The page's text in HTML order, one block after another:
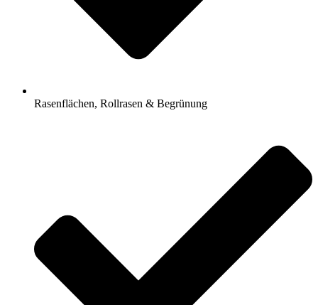
Rasenflächen, Rollrasen & Begrünung